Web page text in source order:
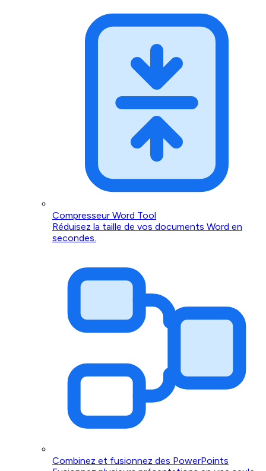
Compresseur Word Tool
Réduisez la taille de vos documents Word en
secondes.
Combinez et fusionnez des PowerPoints